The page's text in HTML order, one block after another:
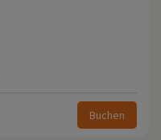
Buchen